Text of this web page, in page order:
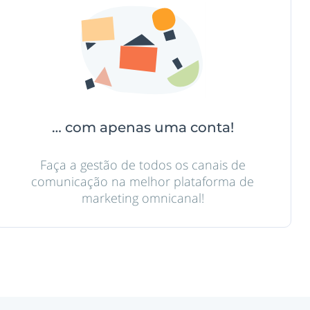
… com apenas uma conta!
Faça a gestão de todos os canais de
comunicação na melhor plataforma de
marketing omnicanal!